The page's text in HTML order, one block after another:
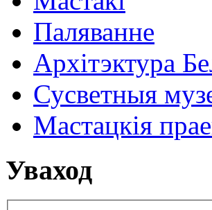
Паляванне
Архітэктура
Сусветныя
Мастацкія
Уваход